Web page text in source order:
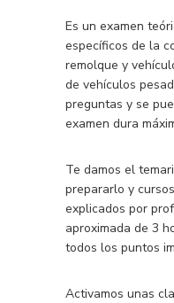
Es un examen
específicos de la
remolque y
de vehículos
preguntas y se
examen dura
Te damos el
prepararlo y
explicados por
aproximada de 3
todos los puntos
Activamos unas